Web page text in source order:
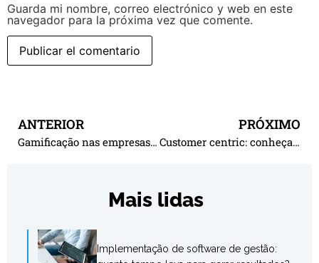
Guarda mi nombre, correo electrónico y web en este
navegador para la próxima vez que comente.
ANTERIOR
Gamificação nas empresas: o que é, como colocar em prática e principais resultados
PRÓXIMO
Customer centric: conheça a estratégia que coloca o cliente em primeiro lugar
Mais lidas
Implementação de software de gestão: